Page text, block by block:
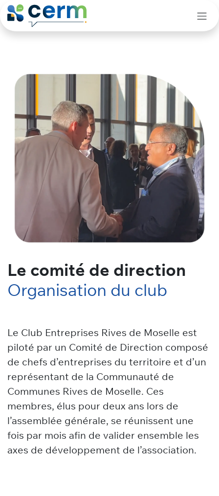
Se rendre au contenu
Le comité de direction
Organisation du club
Le Club Entreprises Rives de Moselle est
piloté par un Comité de Direction composé
de chefs d’entreprises du territoire et d’un
représentant de la Communauté de
Communes Rives de Moselle. Ces
membres, élus pour deux ans lors de
l’assemblée générale, se réunissent une
fois par mois afin de valider ensemble les
axes de développement de l’association.